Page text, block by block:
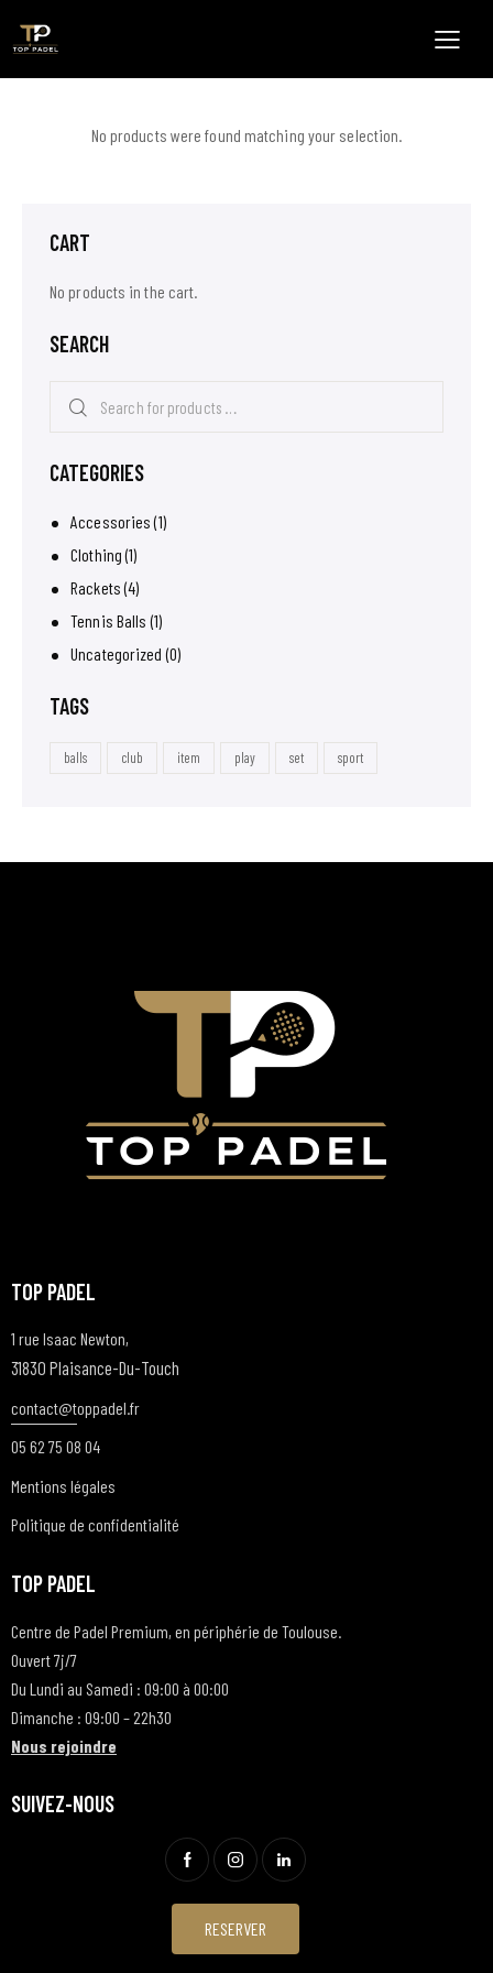
No products were found matching your selection.
CART
No products in the cart.
SEARCH
CATEGORIES
Accessories (1)
Clothing (1)
Rackets (4)
Tennis Balls (1)
Uncategorized (0)
TAGS
balls club item play set sport
TOP PADEL
1 rue Isaac Newton,
31830 Plaisance-Du-Touch
contact@toppadel.fr
05 62 75 08 04
Mentions légales
Politique de confidentialité
TOP PADEL
Centre de Padel Premium, en périphérie de Toulouse.
Ouvert 7j/7
Du Lundi au Samedi : 09:00 à 00:00
Dimanche : 09:00 – 22h30
Nous rejoindre
SUIVEZ-NOUS
RESERVER